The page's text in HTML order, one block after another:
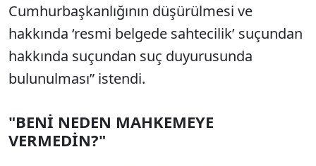
Cumhurbaşkanlığının düşürülmesi ve
hakkında ‘resmi belgede sahtecilik’ suçundan
hakkında suçundan suç duyurusunda
bulunulması” istendi.
"BENİ NEDEN MAHKEMEYE
VERMEDİN?"